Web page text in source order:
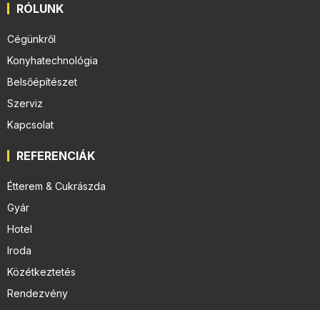
RÓLUNK
Cégünkről
Konyhatechnológia
Belsőépítészet
Szerviz
Kapcsolat
REFERENCIÁK
Étterem & Cukrászda
Gyár
Hotel
Iroda
Közétkeztetés
Rendezvény